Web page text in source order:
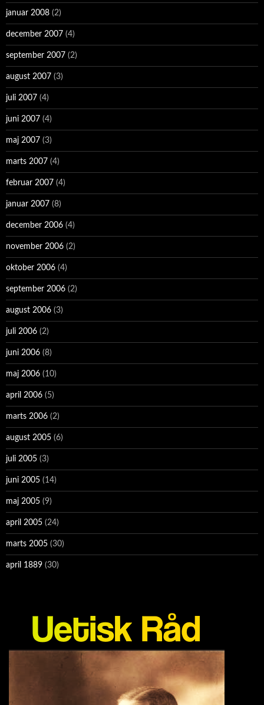
januar 2008 (2)
december 2007 (4)
september 2007 (2)
august 2007 (3)
juli 2007 (4)
juni 2007 (4)
maj 2007 (3)
marts 2007 (4)
februar 2007 (4)
januar 2007 (8)
december 2006 (4)
november 2006 (2)
oktober 2006 (4)
september 2006 (2)
august 2006 (3)
juli 2006 (2)
juni 2006 (8)
maj 2006 (10)
april 2006 (5)
marts 2006 (2)
august 2005 (6)
juli 2005 (3)
juni 2005 (14)
maj 2005 (9)
april 2005 (24)
marts 2005 (30)
april 1889 (30)